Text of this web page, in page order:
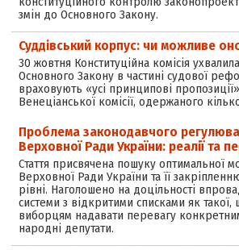
змін до Основного Закону.
Суддівський корпус: чи можливе
30 жовтня Конституційна комісія
Основного Закону в частині судової
враховують «усі принципові
Венеціанської комісії, одержаного
Проблема законодавчого
Верховної Ради України: реалії та
Стаття присвячена пошуку оптимальної
Верховної Ради України та її
рівні. Наголошено на доцільності
системи з відкритими списками як
виборцям надавати перевагу
народні депутати.